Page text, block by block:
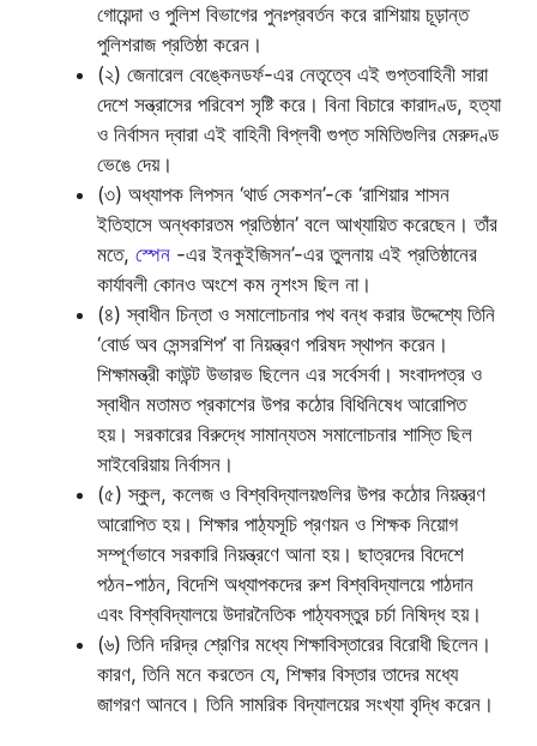
গোয়েন্দা ও পুলিশ বিভাগের পুনঃপ্রবর্তন করে রাশিয়ায় চূড়ান্ত
পুলিশরাজ প্রতিষ্ঠা করেন।
(২) জেনারেল বেঙ্কেনডর্ফ-এর নেতৃত্বে এই গুপ্তবাহিনী সারা
দেশে সন্ত্রাসের পরিবেশ সৃষ্টি করে। বিনা বিচারে কারাদণ্ড, হত্যা
ও নির্বাসন দ্বারা এই বাহিনী বিপ্লবী গুপ্ত সমিতিগুলির মেরুদণ্ড
ভেঙে দেয়।
(৩) অধ্যাপক লিপসন ‘থার্ড সেকশন’-কে ‘রাশিয়ার শাসন
ইতিহাসে অন্ধকারতম প্রতিষ্ঠান’ বলে আখ্যায়িত করেছেন। তাঁর
মতে, স্পেন -এর ইনকুইজিসন’-এর তুলনায় এই প্রতিষ্ঠানের
কার্যাবলী কোনও অংশে কম নৃশংস ছিল না।
(৪) স্বাধীন চিন্তা ও সমালোচনার পথ বন্ধ করার উদ্দেশ্যে তিনি
‘বোর্ড অব সেন্সরশিপ’ বা নিয়ন্ত্রণ পরিষদ স্থাপন করেন।
শিক্ষামন্ত্রী কাউন্ট উভারভ ছিলেন এর সর্বেসর্বা। সংবাদপত্র ও
স্বাধীন মতামত প্রকাশের উপর কঠোর বিধিনিষেধ আরোপিত
হয়। সরকারের বিরুদ্ধে সামান্যতম সমালোচনার শাস্তি ছিল
সাইবেরিয়ায় নির্বাসন।
(৫) স্কুল, কলেজ ও বিশ্ববিদ্যালয়গুলির উপর কঠোর নিয়ন্ত্রণ
আরোপিত হয়। শিক্ষার পাঠ্যসূচি প্রণয়ন ও শিক্ষক নিয়োগ
সম্পূর্ণভাবে সরকারি নিয়ন্ত্রণে আনা হয়। ছাত্রদের বিদেশে
পঠন-পাঠন, বিদেশি অধ্যাপকদের রুশ বিশ্ববিদ্যালয়ে পাঠদান
এবং বিশ্ববিদ্যালয়ে উদারনৈতিক পাঠ্যবস্তুর চর্চা নিষিদ্ধ হয়।
(৬) তিনি দরিদ্র শ্রেণির মধ্যে শিক্ষাবিস্তারের বিরোধী ছিলেন।
কারণ, তিনি মনে করতেন যে, শিক্ষার বিস্তার তাদের মধ্যে
জাগরণ আনবে। তিনি সামরিক বিদ্যালয়ের সংখ্যা বৃদ্ধি করেন।